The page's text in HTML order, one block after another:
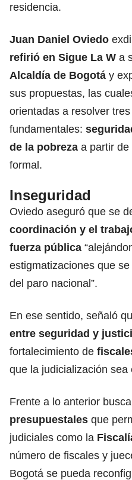
residencia.
Juan Daniel Oviedo
refirió en Sigue La W a
Alcaldía de Bogotá y
sus propuestas, las
orientadas a resolver
fundamentales:
de la pobreza a partir
formal.
Inseguridad
Oviedo aseguró que se
coordinación y el
fuerza pública
estigmatizaciones que
del paro nacional”.
En ese sentido, señaló
entre seguridad y
fortalecimiento de
que la judicialización sea
Frente a lo anterior
presupuestales que
judiciales como la
número de fiscales y
Bogotá se pueda